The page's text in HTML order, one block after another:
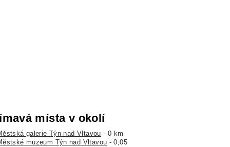
místa v okolí
galerie Týn nad Vltavou - 0 km
muzeum Týn nad Vltavou - 0,05